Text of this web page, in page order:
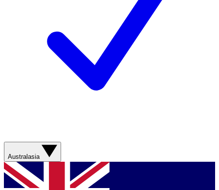
Australasia